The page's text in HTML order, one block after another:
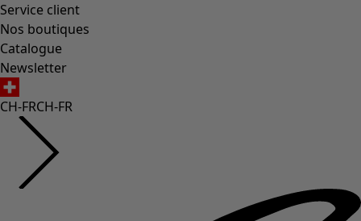
Service client
Nos boutiques
Catalogue
Newsletter
CH-FRCH-FR